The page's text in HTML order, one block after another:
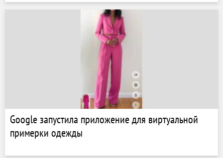
Google запустила приложение для виртуальной
примерки одежды